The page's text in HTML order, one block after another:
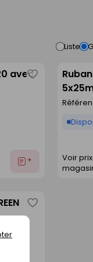
Liste
avec
Ajouter
Enregistrer
comme
Voir
Enregistrer